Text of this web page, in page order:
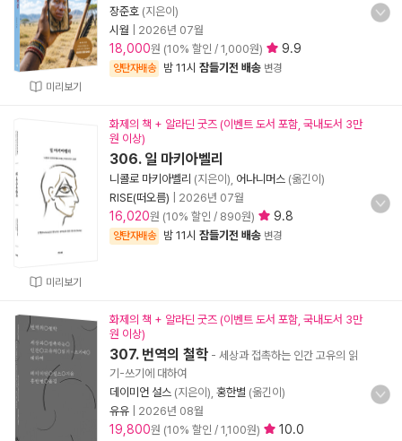
미리보기
장준호 (지은이)
시월
2026년 07월
18,000원 (10% 할인 / 1,000원) 9.9
양탄자배송 밤 11시 잠들기전 배송 변경
미리보기
화제의 책 + 알라딘 굿즈 (이벤트 도서 포함, 국내도서 3만
원 이상)
306. 일 마키아벨리
니콜로 마키아벨리 (지은이), 어나니머스 (옮긴이)
RISE(떠오름)
2026년 07월
16,020원 (10% 할인 / 890원) 9.8
양탄자배송 밤 11시 잠들기전 배송 변경
화제의 책 + 알라딘 굿즈 (이벤트 도서 포함, 국내도서 3만
원 이상)
307. 번역의 철학 - 세상과 접촉하는 인간 고유의 읽
기-쓰기에 대하여
데이미언 설스 (지은이), 홍한별 (옮긴이)
유유
2026년 08월
19,800원 (10% 할인 / 1,100원) 10.0